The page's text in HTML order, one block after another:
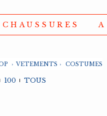
CHAUSSURES
› VETEMENTS › COSTUMES
100 TOUS